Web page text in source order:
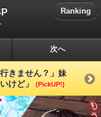
Ranking
次へ
きません？」妹
けど」
(PickUP!)